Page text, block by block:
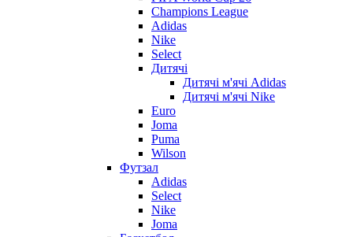
Champions League
Adidas
Nike
Select
Дитячі
Дитячі м'ячі Adidas
Дитячі м'ячі Nike
Euro
Joma
Puma
Wilson
Футзал
Adidas
Select
Nike
Joma